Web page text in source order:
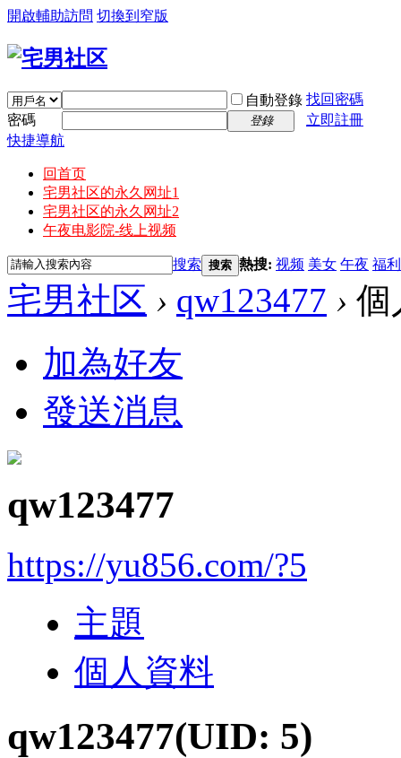
開啟輔助訪問 切換到窄版
自動登錄 找回密碼
密碼
登錄
立即註冊
快捷導航
回首页
宅男社区的永久网址1
宅男社区的永久网址2
午夜电影院-线上视频
搜索 搜索 熱搜: 视频 美女 午夜 福利
宅男社区 › qw123477 › 個
加為好友
發送消息
qw123477
https://yu856.com/?5
主題
個人資料
qw123477(UID: 5)